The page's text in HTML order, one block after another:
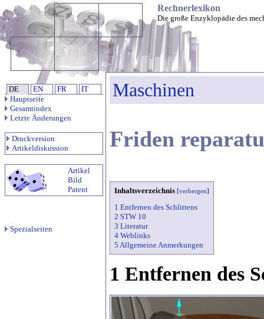
Rechnerlexikon
Die große Enzyklopädie des
DE EN FR
IT
Hauptseite
Gesamtindex
Letzte Änderungen
Druckversion
Artikeldiskussion
Artikel
Bild
Patent
Spezialseiten
Maschinen
Friden
Inhaltsverzeichnis [verbergen]
1 Entfernen des Schlittens
2 STW 10
3 Literatur
4 Weblinks
5 Allgemeine Anmerkungen
1 Entfernen des